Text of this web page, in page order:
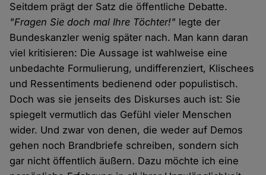
Seitdem prägt der Satz die öffentliche Debatte.
"Fragen Sie doch mal Ihre Töchter!" legte der
Bundeskanzler wenig später nach. Man kann daran
viel kritisieren: Die Aussage ist wahlweise eine
unbedachte Formulierung, undifferenziert, Klischees
und Ressentiments bedienend oder populistisch.
Doch was sie jenseits des Diskurses auch ist: Sie
spiegelt vermutlich das Gefühl vieler Menschen
wider. Und zwar von denen, die weder auf Demos
gehen noch Brandbriefe schreiben, sondern sich
gar nicht öffentlich äußern. Dazu möchte ich eine